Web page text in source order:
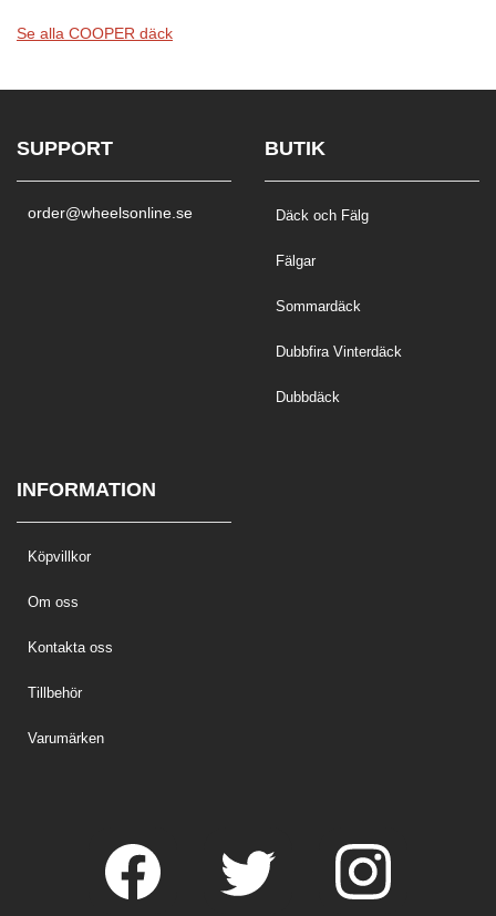
Se alla COOPER däck
SUPPORT
order@wheelsonline.se
BUTIK
Däck och Fälg
Fälgar
Sommardäck
Dubbfira Vinterdäck
Dubbdäck
INFORMATION
Köpvillkor
Om oss
Kontakta oss
Tillbehör
Varumärken